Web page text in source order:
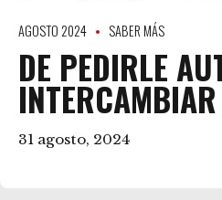
AGOSTO 2024 SABER MÁS
DE PEDIRLE
INTERCAMBIAR
31 agosto, 2024